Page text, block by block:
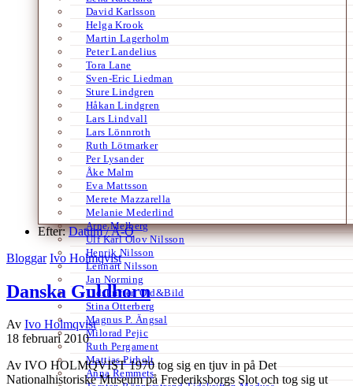
David Karlsson
Helga Krook
Martin Lagerholm
Peter Landelius
Tora Lane
Sven-Eric Liedman
Sture Lindgren
Håkan Lindgren
Lars Lindvall
Lars Lönnroth
Ruth Lötmarker
Per Lysander
Åke Malm
Eva Mattsson
Merete Mazzarella
Melanie Mederlind
Arne Melberg
Ulf Karl Olov Nilsson
Henrik Nilsson
Lennart Nilsson
Jan Norming
Tidskriften Ord&Bild
Stina Otterberg
Magnus P. Ängsal
Milorad Pejic
Ruth Pergament
Mattias Pirholt
Anna Remmets
Efter:Datum /A-Ö
Bloggar Ivo Holmqvist
Danska Guldhorn
Av Ivo Holmqvist
18 februari 2010
Av IVO HOLMQVIST 1970 tog sig en tjuv in på Det
Nationalhistoriske Museum på Frederiksborgs Slot och tog sig ut